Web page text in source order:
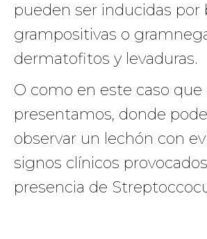
pueden ser inducidas por
grampositivas o
dermatofitos y levaduras.
O como en este caso que
presentamos, donde
observar un lechón con
signos clínicos
presencia de